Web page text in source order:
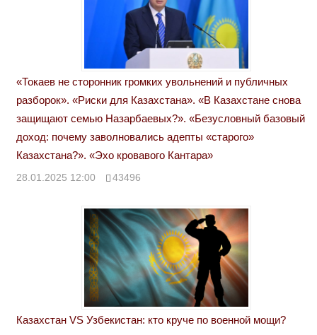
«Токаев не сторонник громких увольнений и публичных
разборок». «Риски для Казахстана». «В Казахстане снова
защищают семью Назарбаевых?». «Безусловный базовый
доход: почему заволновались адепты «старого»
Казахстана?». «Эхо кровавого Кантара»
28.01.2025 12:00 43496
Казахстан VS Узбекистан: кто круче по военной мощи?